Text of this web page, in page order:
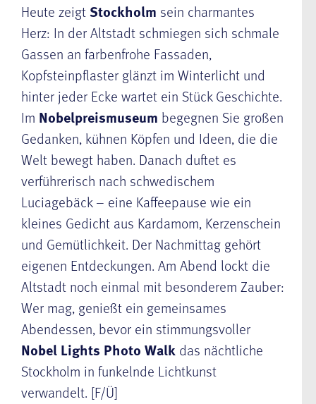
Heute zeigtStockholm sein charmantes
Herz: In der Altstadt schmiegen sich schmale
Gassen an farbenfrohe Fassaden,
Kopfsteinpflaster glänzt im Winterlicht und
hinter jeder Ecke wartet ein Stück Geschichte.
Im Nobelpreismuseum begegnen Sie großen
Gedanken, kühnen Köpfen und Ideen, die die
Welt bewegt haben. Danach duftet es
verführerisch nach schwedischem
Luciagebäck – eine Kaffeepause wie ein
kleines Gedicht aus Kardamom, Kerzenschein
und Gemütlichkeit. Der Nachmittag gehört
eigenen Entdeckungen. Am Abend lockt die
Altstadt noch einmal mit besonderem Zauber:
Wer mag, genießt ein gemeinsames
Abendessen, bevor ein stimmungsvoller
Nobel Lights Photo Walk das nächtliche
Stockholm in funkelnde Lichtkunst
verwandelt. [F/Ü]